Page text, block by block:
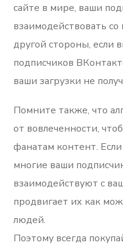
сайте в мире, ваши
взаимодействовать
другой стороны, если
подписчиков
ваши загрузки не
Помните также, что
от вовлеченности,
фанатам контент.
многие ваши
взаимодействуют с
продвигает их как
людей.
Поэтому всегда